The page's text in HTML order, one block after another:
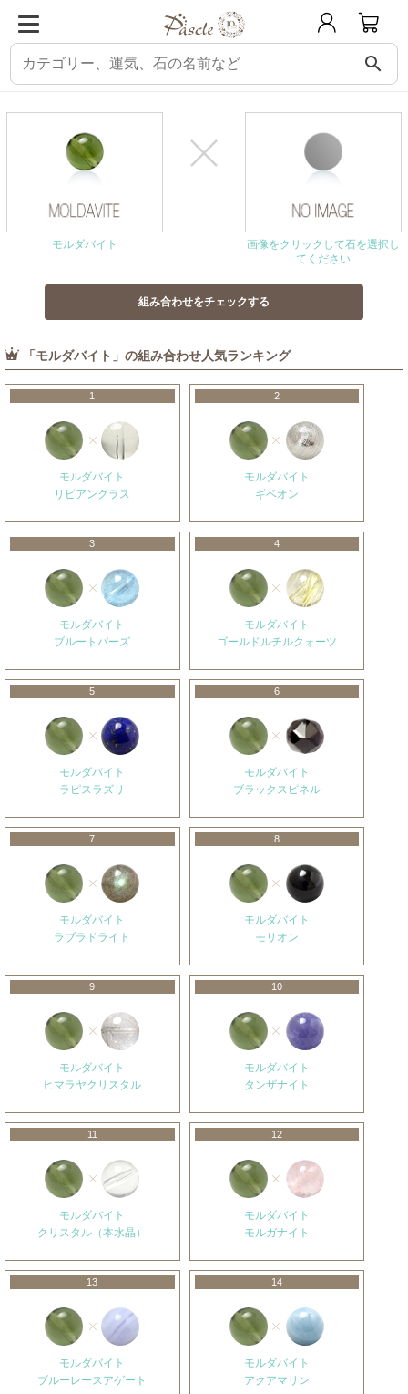
search
パスクル 組み合わせ・相性チェック モルダバイトと相性の良い石
モルダバイト
画像をクリックして石を選択し
てください
「モルダバイト」の組み合わせ人気ランキング
1
モルダバイト
リビアングラス
2
モルダバイト
ギベオン
3
モルダバイト
ブルートパーズ
4
モルダバイト
ゴールドルチルクォーツ
5
モルダバイト
ラピスラズリ
6
モルダバイト
ブラックスピネル
7
モルダバイト
ラブラドライト
8
モルダバイト
モリオン
9
モルダバイト
ヒマラヤクリスタル
10
モルダバイト
タンザナイト
11
モルダバイト
クリスタル（本水晶）
12
モルダバイト
モルガナイト
13
モルダバイト
ブルーレースアゲート
14
モルダバイト
アクアマリン